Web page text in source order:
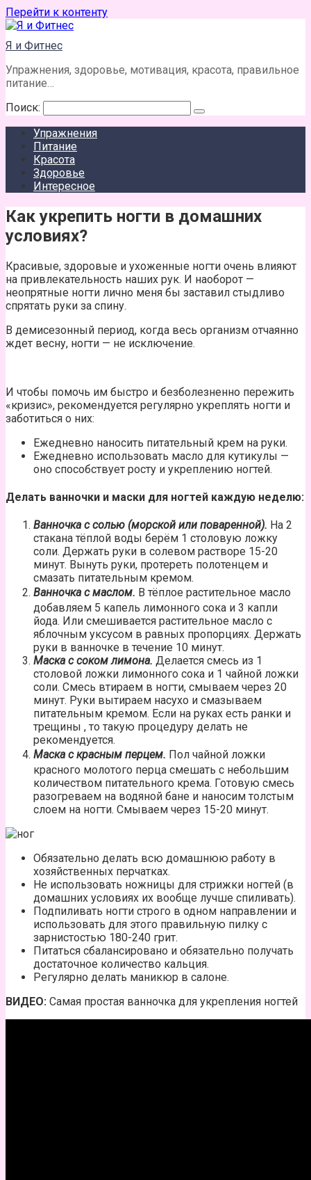
Перейти к контенту
Я и Фитнес
Упражнения, здоровье, мотивация, красота, правильное
питание…
Поиск:
Упражнения
Питание
Красота
Здоровье
Интересное
Как укрепить ногти в домашних
условиях?
Красивые, здоровые и ухоженные ногти очень влияют
на привлекательность наших рук. И наоборот —
неопрятные ногти лично меня бы заставил стыдливо
спрятать руки за спину.
В демисезонный период, когда весь организм отчаянно
ждет весну, ногти — не исключение.
И чтобы помочь им быстро и безболезненно пережить
«кризис», рекомендуется регулярно укреплять ногти и
заботиться о них:
Ежедневно наносить питательный крем на руки.
Ежедневно использовать масло для кутикулы —
оно способствует росту и укреплению ногтей.
Делать ванночки и маски для ногтей каждую неделю:
Ванночка с солью (морской или поваренной). На 2
стакана тёплой воды берём 1 столовую ложку
соли. Держать руки в солевом растворе 15-20
минут. Вынуть руки, протереть полотенцем и
смазать питательным кремом.
Ванночка с маслом. В тёплое растительное масло
добавляем 5 капель лимонного сока и 3 капли
йода. Или смешивается растительное масло с
яблочным уксусом в равных пропорциях. Держать
руки в ванночке в течение 10 минут.
Маска с соком лимона. Делается смесь из 1
столовой ложки лимонного сока и 1 чайной ложки
соли. Смесь втираем в ногти, смываем через 20
минут. Руки вытираем насухо и смазываем
питательным кремом. Если на руках есть ранки и
трещины , то такую процедуру делать не
рекомендуется.
Маска с красным перцем. Пол чайной ложки
красного молотого перца смешать с небольшим
количеством питательного крема. Готовую смесь
разогреваем на водяной бане и наносим толстым
слоем на ногти. Смываем через 15-20 минут.
Обязательно делать всю домашнюю работу в
хозяйственных перчатках.
Не использовать ножницы для стрижки ногтей (в
домашних условиях их вообще лучше спиливать).
Подпиливать ногти строго в одном направлении и
использовать для этого правильную пилку с
зарнистостью 180-240 грит.
Питаться сбалансировано и обязательно получать
достаточное количество кальция.
Регулярно делать маникюр в салоне.
ВИДЕО: Самая простая ванночка для укрепления ногтей